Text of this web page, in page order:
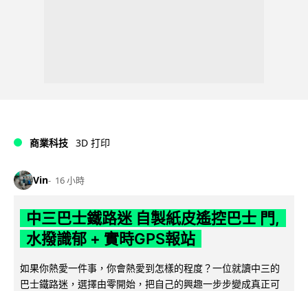
商業科技 3D 打印
Vin 16 小時
中三巴士鐵路迷 自製紙皮遙控巴士 門,
水撥識郁 + 實時GPS報站
如果你熱愛一件事，你會熱愛到怎樣的程度？一位就讀中三的
巴士鐵路迷，選擇由零開始，把自己的興趣一步步變成真正可